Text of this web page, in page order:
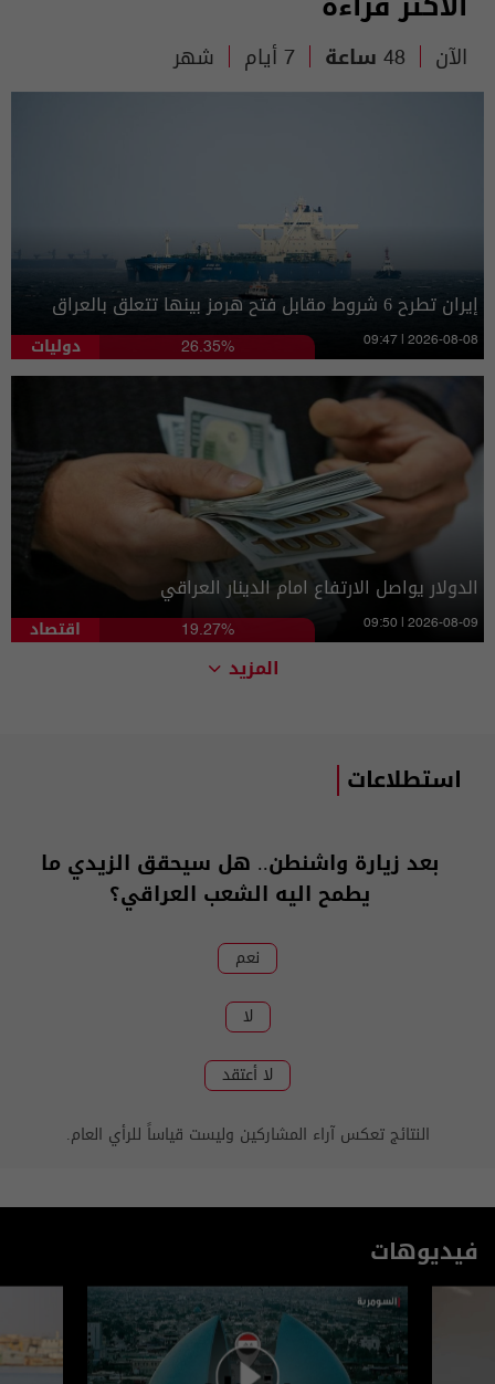
الآن 48 ساعة 7 أيام شهر
إيران تطرح 6 شروط مقابل فتح هرمز بينها تتعلق بالعراق
دوليات 26.35% 09:47 | 2026-08-08
الدولار يواصل الارتفاع امام الدينار العراقي
اقتصاد 19.27% 09:50 | 2026-08-09
المزيد
استطلاعات
بعد زيارة واشنطن.. هل سيحقق الزيدي ما
يطمح اليه الشعب العراقي؟
نعم
لا
لا أعتقد
النتائج تعكس آراء المشاركين وليست قياساً للرأي العام.
فيديوهات